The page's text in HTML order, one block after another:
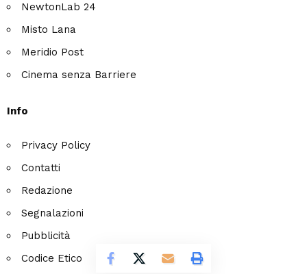
NewtonLab 24
Misto Lana
Meridio Post
Cinema senza Barriere
Info
Privacy Policy
Contatti
Redazione
Segnalazioni
Pubblicità
Codice Etico